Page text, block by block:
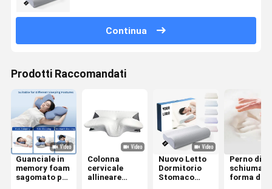
Continua
Prodotti Raccomandati
Guanciale in
memory foam
sagomato per
Colonna
cervicale
allineare
Nuovo Letto
Dormitorio
Stomaco
Perno di
schiuma a
forma di